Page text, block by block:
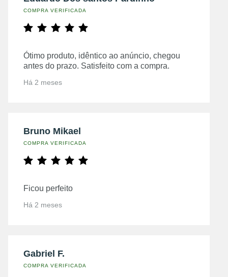
COMPRA VERIFICADA
Ótimo produto, idêntico ao anúncio, chegou
antes do prazo. Satisfeito com a compra.
Há 2 meses
Bruno Mikael
COMPRA VERIFICADA
Ficou perfeito
Há 2 meses
Gabriel F.
COMPRA VERIFICADA